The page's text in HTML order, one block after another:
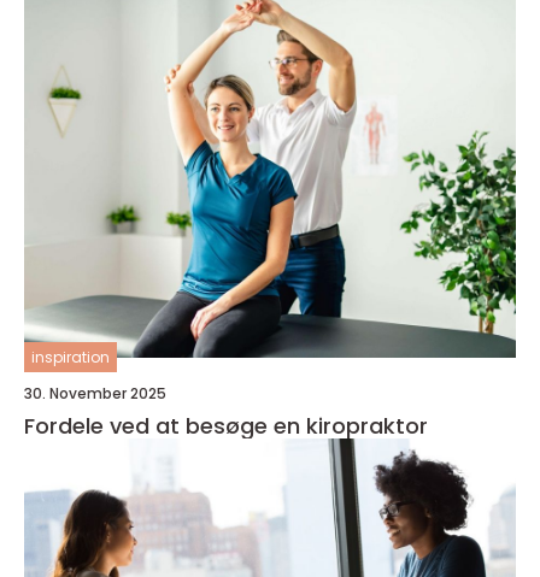
inspiration
30. November 2025
Fordele ved at besøge en kiropraktor